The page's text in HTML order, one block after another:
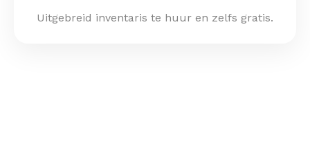
Uitgebreid inventaris te huur en zelfs gratis.